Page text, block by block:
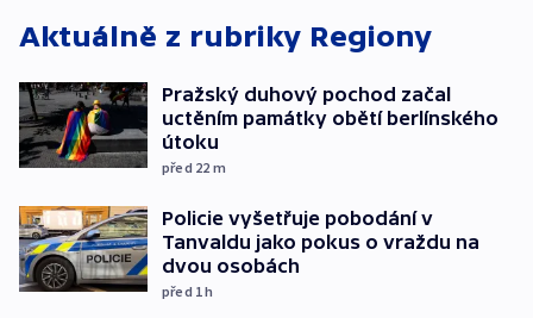
Aktuálně z rubriky Regiony
Pražský duhový pochod začal
uctěním památky obětí berlínského
útoku
před 22 m
Policie vyšetřuje pobodání v
Tanvaldu jako pokus o vraždu na
dvou osobách
před 1h